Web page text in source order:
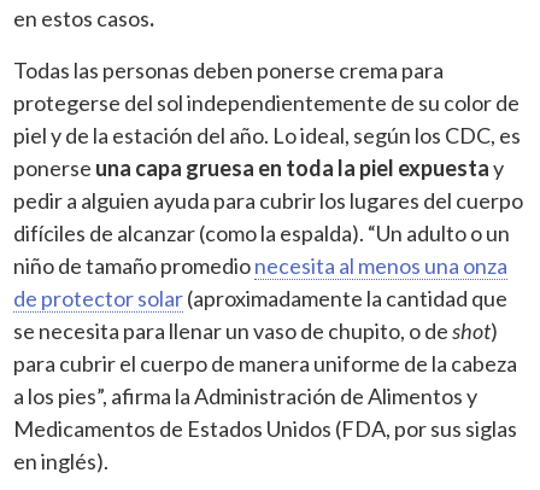
en estos casos.
Todas las personas deben ponerse crema para
protegerse del sol independientemente de su color de
piel y de la estación del año. Lo ideal, según los CDC, es
ponerse una capa gruesa en toda la piel expuestay
pedir a alguien ayuda para cubrir los lugares del cuerpo
difíciles de alcanzar (como la espalda). “Un adulto o un
niño de tamaño promedionecesita al menos una onza
de protector solar(aproximadamente la cantidad que
se necesita para llenar un vaso de chupito, o deshot)
para cubrir el cuerpo de manera uniforme de la cabeza
a los pies”, afirma laAdministración de Alimentos y
Medicamentos de Estados Unidos (FDA, por sus siglas
en inglés).